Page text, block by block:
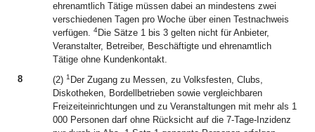
ehrenamtlich Tätige müssen dabei an mindestens zwei
verschiedenen Tagen pro Woche über einen Testnachweis
verfügen. 4Die Sätze 1 bis 3 gelten nicht für Anbieter,
Veranstalter, Betreiber, Beschäftigte und ehrenamtlich
Tätige ohne Kundenkontakt.
8
(2) 1 Der Zugang zu Messen, zu Volksfesten, Clubs,
Diskotheken, Bordellbetrieben sowie vergleichbaren
Freizeiteinrichtungen und zu Veranstaltungen mit mehr als 1
000 Personen darf ohne Rücksicht auf die 7-Tage-Inzidenz